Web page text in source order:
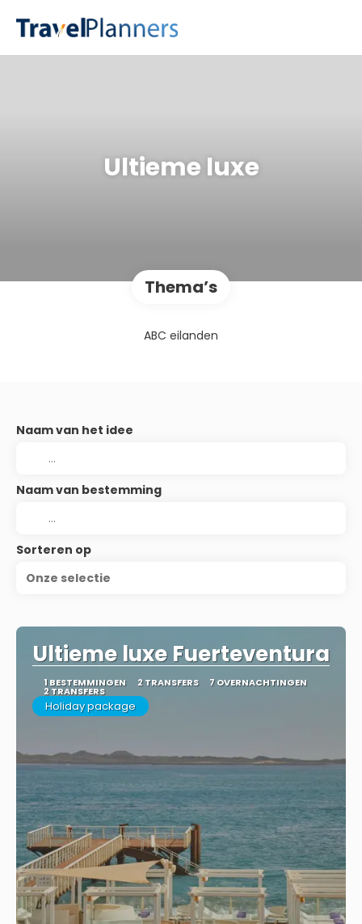
Ultieme luxe
Thema’s
ABC eilanden
Naam van het idee
Naam van bestemming
Sorteren op
Onze selectie
Ultieme luxe Fuerteventura
1 BESTEMMINGEN 2 TRANSFERS 7 OVERNACHTINGEN
2 TRANSFERS
Holiday package